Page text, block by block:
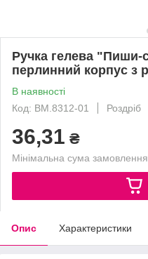
Ручка гелева "Пиши-
перлинний корпус з
В наявності
Код: BM.8312-01
Роздріб
36,31 ₴
Мінімальна сума
Опис Характеристики